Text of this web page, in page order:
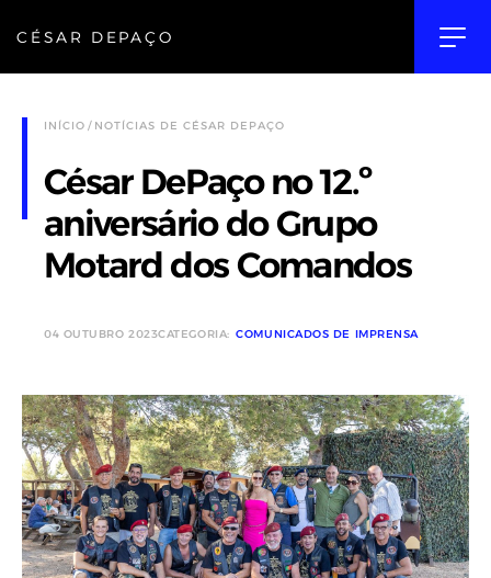
CÉSAR DEPAÇO
INÍCIO NOTÍCIAS DE CÉSAR DEPAÇO
César DePaço no 12.º
aniversário do Grupo
Motard dos Comandos
04 OUTUBRO 2023CATEGORIA: COMUNICADOS DE IMPRENSA